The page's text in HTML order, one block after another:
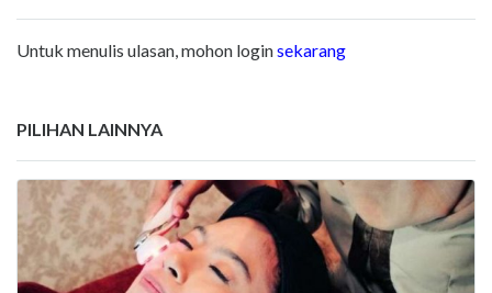
Untuk menulis ulasan, mohon loginsekarang
PILIHAN LAINNYA